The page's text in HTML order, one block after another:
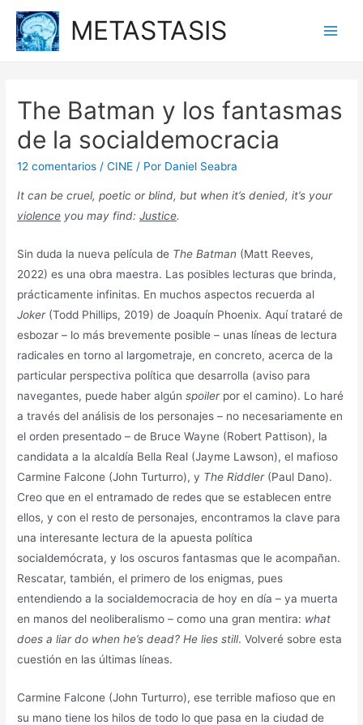
contenido
METASTASIS
The Batman y los fantasmas
de la socialdemocracia
12 comentarios /CINE / Por Daniel Seabra
It can be cruel, poetic or blind, but when it’s denied, it’s your
violence you may find:Justice.
Sin duda la nueva película de The Batman (Matt Reeves,
2022) es una obra maestra. Las posibles lecturas que brinda,
prácticamente infinitas. En muchos aspectos recuerda al
Joker(Todd Phillips, 2019) de Joaquín Phoenix. Aquí trataré de
esbozar – lo más brevemente posible – unas líneas de lectura
radicales en torno al largometraje, en concreto, acerca de la
particular perspectiva política que desarrolla (aviso para
navegantes, puede haber algúnspoilerpor el camino). Lo haré
a través del análisis de los personajes – no necesariamente en
el orden presentado – de Bruce Wayne (Robert Pattison), la
candidata a la alcaldía Bella Real (Jayme Lawson), el mafioso
Carmine Falcone (John Turturro), y The Riddler(Paul Dano).
Creo que en el entramado de redes que se establecen entre
ellos, y con el resto de personajes, encontramos la clave para
una interesante lectura de la apuesta política
socialdemócrata, y los oscuros fantasmas que le acompañan.
Rescatar, también, el primero de los enigmas, pues
entendiendo a la socialdemocracia de hoy en día – ya muerta
en manos del neoliberalismo – como una gran mentira: what
does a liar do when he’s dead? He lies still. Volveré sobre esta
cuestión en las últimas líneas.
Carmine Falcone (John Turturro), ese terrible mafioso que en
su mano tiene los hilos de todo lo que pasa en la ciudad de